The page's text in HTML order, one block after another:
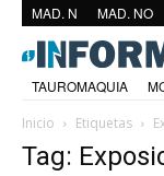
MAD. N MAD. NO
TAUROMAQUIA
Inicio
Etiquetas
Tag: